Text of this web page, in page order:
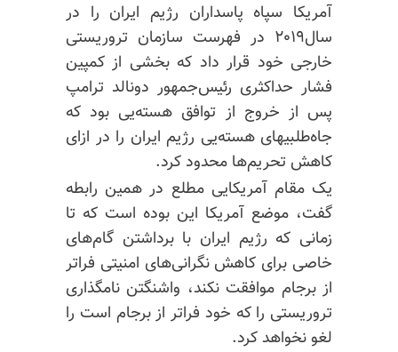
آمریکا سپاه پاسداران رژیم ایران را در
سال۲۰۱۹ در فهرست سازمان تروریستی
خارجی خود قرار داد که بخشی از کمپین
فشار حداکثری رئیس‌جمهور دونالد ترامپ
پس از خروج از توافق هسته‌یی بود که
جاه‌طلبیهای هسته‌یی رژیم ایران را در ازای
کاهش تحریم‌ها محدود کرد.
یک مقام آمریکایی مطلع در همین رابطه
گفت، موضع آمریکا این بوده است که تا
زمانی که رژیم ایران با برداشتن گام‌های
خاصی برای کاهش نگرانی‌های امنیتی فراتر
از برجام موافقت نکند، واشنگتن نامگذاری
تروریستی را که خود فراتر از برجام است را
لغو نخواهد کرد.